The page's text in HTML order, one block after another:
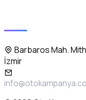
Barbaros Mah.
İzmir